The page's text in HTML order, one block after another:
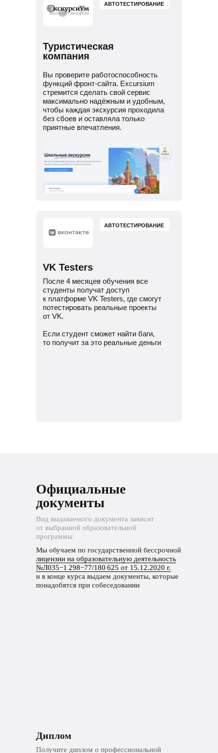
Туристическая
компания
Вы проверите работоспособность
функций фронт-сайта. Excursium
стремится сделать свой сервис
максимально надёжным и удобным,
чтобы каждая экскурсия проходила
без сбоев и оставляла только
приятные впечатления.
АВТОТЕСТИРОВАНИЕ
VK Testers
После 4 месяцев обучения все
студенты получат доступ
к платформе VK Testers, где смогут
потестировать реальные проекты
от VK.
Если студент сможет найти баги,
то получит за это реальные деньги
АВТОТЕСТИРОВАНИЕ
Вид выдаваемого документа зависит
от выбранной образовательной
программы
Официальные
документы
Мы обучаем по государственной бессрочной
лицензии на образовательную деятельность
№Л035−1 298−77/180 625 от 15.12.2020 г.
и в конце курса выдаем документы, которые
понадобятся при собеседовании
Диплом
Получите диплом о профессиональной